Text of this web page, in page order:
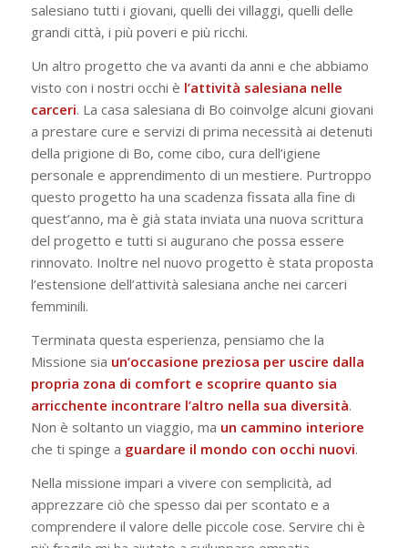
salesiano tutti i giovani, quelli dei villaggi, quelli delle
grandi città, i più poveri e più ricchi.
Un altro progetto che va avanti da anni e che abbiamo
visto con i nostri occhi è l’attività salesiana nelle
carceri. La casa salesiana di Bo coinvolge alcuni giovani
a prestare cure e servizi di prima necessità ai detenuti
della prigione di Bo, come cibo, cura dell’igiene
personale e apprendimento di un mestiere. Purtroppo
questo progetto ha una scadenza fissata alla fine di
quest’anno, ma è già stata inviata una nuova scrittura
del progetto e tutti si augurano che possa essere
rinnovato. Inoltre nel nuovo progetto è stata proposta
l’estensione dell’attività salesiana anche nei carceri
femminili.
Terminata questa esperienza, pensiamo che la
Missione sia un’occasione preziosa per uscire dalla
propria zona di comfort e scoprire quanto sia
arricchente incontrare l’altro nella sua diversità.
Non è soltanto un viaggio, ma un cammino interiore
che ti spinge a guardare il mondo con occhi nuovi.
Nella missione impari a vivere con semplicità, ad
apprezzare ciò che spesso dai per scontato e a
comprendere il valore delle piccole cose. Servire chi è